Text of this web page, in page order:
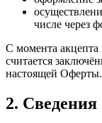
числе через
С момента
считается
настоящей Оферты.
2.